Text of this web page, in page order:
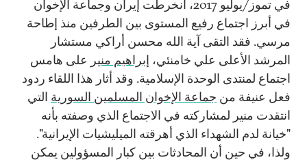
في تموز/يوليو 2017، انخرطت إيران وجماعة الإخوان
في أبرز اجتماع رفيع المستوى بين الطرفين منذ إطاحة
مرسي. فقد التقى آية الله محسن أراكي مستشار
المرشد الأعلى علي خامنئي، إبراهيم منير على هامس
اجتماع لمنتدى الوحدة الإسلامية. وقد أثار هذا اللقاء ردود
فعل عنيفة من جماعة الإخوان المسلمين السورية التي
انتقدت منير لمشاركته في الاجتماع الذي وصفته بأنه
"خيانة لدم الشهداء الذي أهرقته الميليشيات الإيرانية".
ولذا، في حين أن المحادثات بين كبار المسؤولين يمكن